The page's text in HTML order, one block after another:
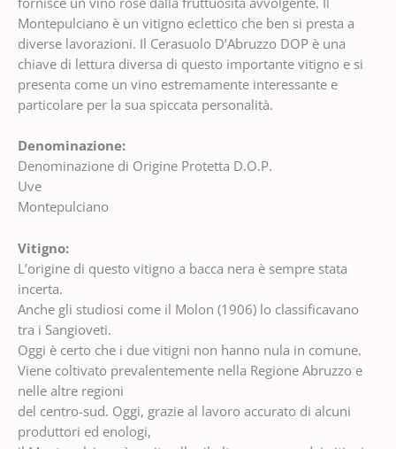
Montepulciano è un vitigno eclettico che ben si presta a
diverse lavorazioni. Il Cerasuolo D’Abruzzo DOP è una
chiave di lettura diversa di questo importante vitigno e si
presenta come un vino estremamente interessante e
particolare per la sua spiccata personalità.
Denominazione:
Denominazione di Origine Protetta D.O.P.
Uve
Montepulciano
Vitigno:
L’origine di questo vitigno a bacca nera è sempre stata
incerta.
Anche gli studiosi come il Molon (1906) lo classificavano
tra i Sangioveti.
Oggi è certo che i due vitigni non hanno nula in comune.
Viene coltivato prevalentemente nella Regione Abruzzo e
nelle altre regioni
del centro-sud. Oggi, grazie al lavoro accurato di alcuni
produttori ed enologi,